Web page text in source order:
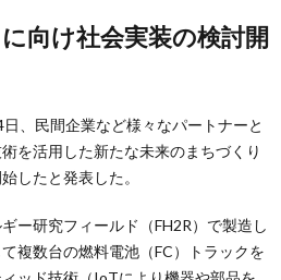
、民間企業など様々なパートナーと
を活用した新たな未来のまちづくり
したと発表した。
ー研究フィールド（FH2R）で製造し
複数台の燃料電池（FC）トラックを